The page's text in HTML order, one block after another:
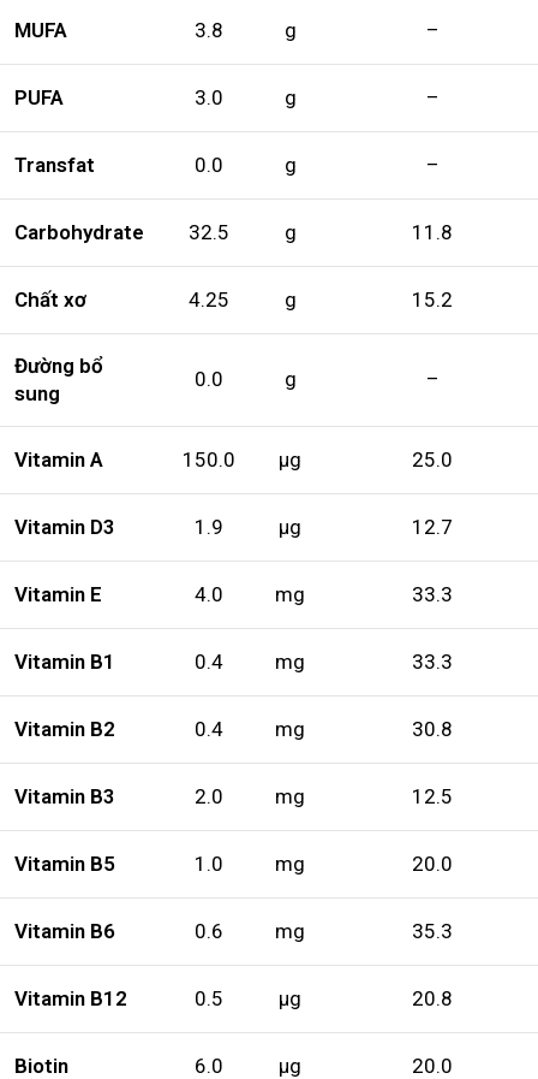
MUFA 3.8 g –
PUFA 3.0 g –
Transfat 0.0 g –
Carbohydrate 32.5 g 11.8
Chất xơ 4.25 g 15.2
Đường bổ
sung
0.0 g –
Vitamin A 150.0 µg 25.0
Vitamin D3 1.9 µg 12.7
Vitamin E 4.0 mg 33.3
Vitamin B1 0.4 mg 33.3
Vitamin B2 0.4 mg 30.8
Vitamin B3 2.0 mg 12.5
Vitamin B5 1.0 mg 20.0
Vitamin B6 0.6 mg 35.3
Vitamin B12 0.5 µg 20.8
Biotin 6.0 µg 20.0